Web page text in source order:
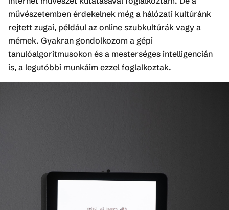
művészetemben érdekelnek még a hálózati kultúránk
rejtett zugai, például az online szubkultúrák vagy a
mémek. Gyakran gondolkozom a gépi
tanulóalgoritmusokon és a mesterséges intelligencián
is, a legutóbbi munkáim ezzel foglalkoztak.